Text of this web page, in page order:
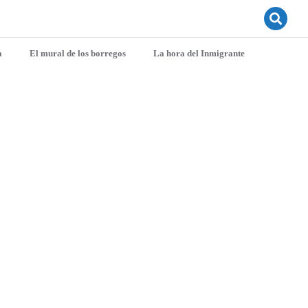
El mural de los borregos La hora del Inmigrante